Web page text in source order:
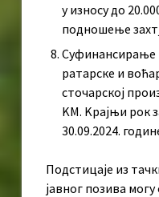
у износу до
подношење
Суфинансирање
ратарске и
сточарској
KМ. Kрајњи рок
30.09.2024.
Подстицаје из
јавног позива